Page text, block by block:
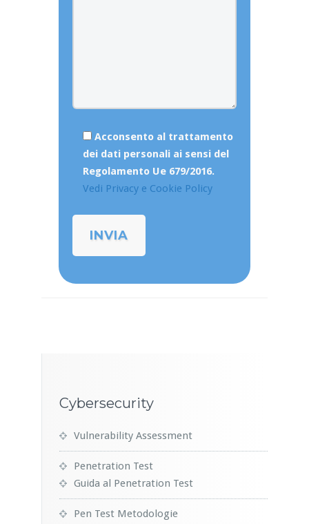
Acconsento al trattamento
dei dati personali ai sensi del
Regolamento Ue 679/2016.
Vedi Privacy e Cookie Policy
Cybersecurity
Vulnerability Assessment
Penetration Test
Guida al Penetration Test
Pen Test Metodologie